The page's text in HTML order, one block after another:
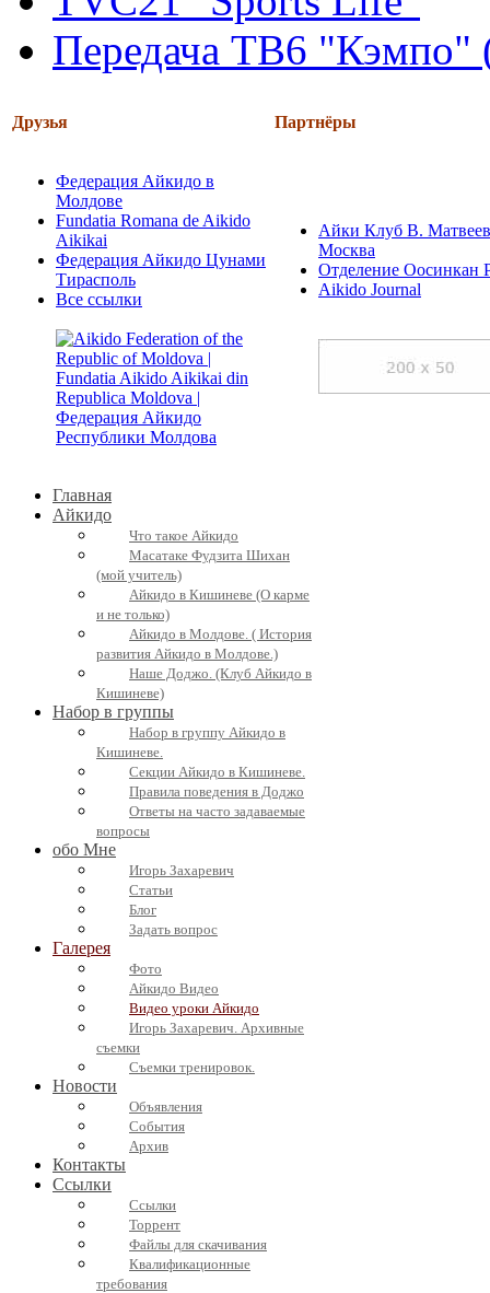
Передача ТВ6 "Кэмпо"
Друзья Партнёры
Федерация Айкидо в
Молдове
Fundatia Romana de Aikido
Aikikai
Федерация Айкидо Цунами
Тирасполь
Все ссылки
Айки Клуб В.
Москва
Отделение Оосинкан
Aikido Journal
Главная
Айкидо
Что такое Айкидо
Масатаке Фудзита Шихан
(мой учитель)
Айкидо в Кишиневе (О карме
и не только)
Айкидо в Молдове. ( История
развития Айкидо в Молдове.)
Наше Доджо. (Клуб Айкидо в
Кишиневе)
Набор в группы
Набор в группу Айкидо в
Кишиневе.
Секции Айкидо в Кишиневе.
Правила поведения в Доджо
Ответы на часто задаваемые
вопросы
обо Мне
Игорь Захаревич
Статьи
Блог
Задать вопрос
Галерея
Фото
Айкидо Видео
Видео уроки Айкидо
Игорь Захаревич. Архивные
съемки
Съемки тренировок.
Новости
Объявления
События
Архив
Контакты
Ссылки
Ссылки
Торрент
Файлы для скачивания
Квалификационные
требования